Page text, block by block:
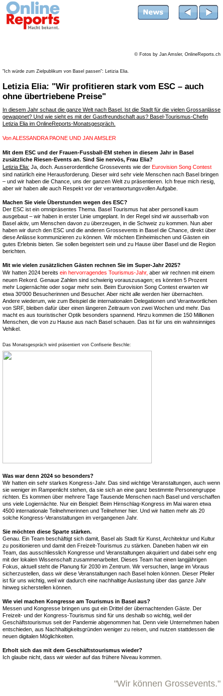
© Fotos by Jan Amsler, OnlineReports.ch
"Ich würde zum Zielpublikum von Basel passen": Letizia Elia.
Letizia Elia: "Wir profitieren stark vom ESC – auch
ohne übertriebene Preise"
In diesem Jahr schaut die ganze Welt nach Basel. Ist die Stadt für die vielen Grossanlässe
gewappnet? Und wie sieht es mit der Gastfreundschaft aus? Basel-Tourismus-Chefin
Letizia Elia im OnlineReports-Monatsgespräch.
VonALESSANDRA PAONE UND JAN AMSLER
Mit dem ESC und der Frauen-Fussball-EM stehen in diesem Jahr in Basel
zusätzliche Riesen-Events an. Sind Sie nervös, Frau Elia?
Letizia Elia: Ja, doch. Ausserordentliche Grossevents wie der Eurovision Song Contest
sind natürlich eine Herausforderung. Dieser wird sehr viele Menschen nach Basel bringen
– und wir haben die Chance, uns der ganzen Welt zu präsentieren. Ich freue mich riesig,
aber wir haben alle auch Respekt vor der verantwortungsvollen Aufgabe.
Machen Sie viele Überstunden wegen des ESC?
Der ESC ist ein omnipräsentes Thema. Basel Tourismus hat aber personell kaum
ausgebaut – wir haben in erster Linie umgeplant. In der Regel sind wir ausserhalb von
Basel aktiv, um Menschen davon zu überzeugen, in die Schweiz zu kommen. Nun aber
haben wir durch den ESC und die anderen Grossevents in Basel die Chance, direkt über
diese Anlässe kommunizieren zu können. Wir möchten Einheimischen und Gästen ein
gutes Erlebnis bieten. Sie sollen begeistert sein und zu Hause über Basel und die Region
berichten.
Mit wie vielen zusätzlichen Gästen rechnen Sie im Super-Jahr 2025?
Wir hatten 2024 bereits ein hervorragendes Tourismus-Jahr, aber wir rechnen mit einem
neuen Rekord. Genaue Zahlen sind schwierig vorauszusagen; es könnten 5 Prozent
mehr Logiernächte oder sogar mehr sein. Beim Eurovision Song Contest erwarten wir
etwa 30'000 Besucherinnen und Besucher. Aber nicht alle werden hier übernachten.
Andere wiederum, wie zum Beispiel die internationalen Delegationen und Verantwortlichen
von SRF, bleiben dafür über einen längeren Zeitraum von zwei Wochen und mehr. Das
macht es aus touristischer Optik besonders spannend. Hinzu kommen die 150 Millionen
Menschen, die von zu Hause aus nach Basel schauen. Das ist für uns ein wahnsinniges
Vehikel.
Das Monatsgespräch wird präsentiert von Confiserie Beschle:
Was war denn 2024 so besonders?
Wir hatten ein sehr starkes Kongress-Jahr. Das sind wichtige Veranstaltungen, auch wenn
sie weniger im Rampenlicht stehen, da sie sich an eine ganz bestimmte Personengruppe
richten. Es kommen über mehrere Tage Tausende Menschen nach Basel und verschaffen
uns viele Logiernächte. Nur ein Beispiel: Beim Hirnschlag-Kongress im Mai waren etwa
4500 internationale Teilnehmerinnen und Teilnehmer hier. Und wir hatten mehr als 20
solche Kongress-Veranstaltungen im vergangenen Jahr.
Sie möchten diese Sparte stärken.
Genau. Ein Team beschäftigt sich damit, Basel als Stadt für Kunst, Architektur und Kultur
zu positionieren und damit den Freizeit-Tourismus zu stärken. Daneben haben wir ein
Team, das ausschliesslich Kongresse und Veranstaltungen akquiriert und dabei sehr eng
mit der lokalen Wissenschaft zusammenarbeitet. Dieses Team hat einen langjährigen
Fokus, aktuell steht die Planung für 2030 im Zentrum. Wir versuchen, lange im Voraus
sicherzustellen, dass wir diese Veranstaltungen nach Basel holen können. Dieser Pfeiler
ist für uns wichtig, weil wir dadurch eine nachhaltige Auslastung über das ganze Jahr
hinweg sicherstellen können.
Wie viel machen Kongresse am Tourismus in Basel aus?
Messen und Kongresse bringen uns gut ein Drittel der übernachtenden Gäste. Der
Freizeit- und der Kongress-Tourismus sind für uns deshalb so wichtig, weil der
Geschäftstourismus seit der Pandemie abgenommen hat. Denn viele Unternehmen haben
entschieden, aus Nachhaltigkeitsgründen weniger zu reisen, und nutzen stattdessen die
neuen digitalen Möglichkeiten.
Erholt sich das mit dem Geschäftstourismus wieder?
Ich glaube nicht, dass wir wieder auf das frühere Niveau kommen.
"Wir können Grossevents."